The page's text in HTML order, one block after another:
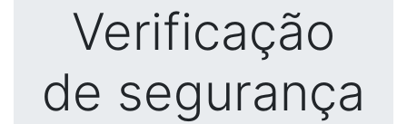
Verificação
de segurança